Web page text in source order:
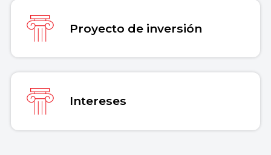
Proyecto de inversión
Intereses